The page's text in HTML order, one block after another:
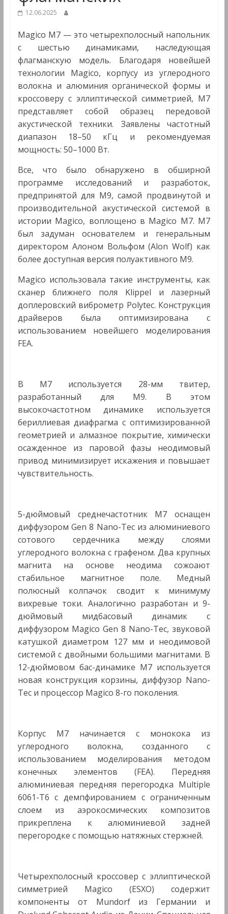
Мультимедиа
12.06.2025
Magico M7 — это четырехполосный напольник
с шестью динамиками, наследующая
флагманскую модель. Благодаря новейшей
технологии Magico, корпусу из углеродного
волокна и алюминия органической формы и
кроссоверу с эллиптической симметрией, M7
представляет собой образец передовой
акустической техники. Заявлены частотный
диапазон 18–50 кГц и рекомендуемая
мощность: 50–1000 Вт.
Все, что было обнаружено в обширной
программе исследований и разработок,
предпринятой для M9, самой продвинутой и
производительной акустической системой в
истории Magico, воплощено в Magico M7. M7
был задуман основателем и генеральным
директором Алоном Вольфом (Alon Wolf) как
более доступная версия полуактивного M9.
Magico использовала такие инструменты, как
сканер ближнего поля Klippel и лазерный
доплеровский виброметр Polytec. Конструкция
драйверов была оптимизирована с
использованием новейшего моделирования
FEA.
В M7 используется 28-мм твитер,
разработанный для M9. В этом
высокочастотном динамике используется
бериллиевая диафрагма с оптимизированной
геометрией и алмазное покрытие, химически
осажденное из паровой фазы неодимовый
привод минимизирует искажения и повышает
чувствительность.
5-дюймовый среднечастотник M7 оснащен
диффузором Gen 8 Nano-Tec из алюминиевого
сотового сердечника между слоями
углеродного волокна с графеном. Два крупных
магнита на основе неодима сожоают
стабильное магнитное поле. Медный
полюсный колпачок сводит к минимуму
вихревые токи. Аналогично разработан и 9-
дюймовый мидбасовый динамик с
диффузором Magico Gen 8 Nano-Tec, звуковой
катушкой диаметром 127 мм и неодимовой
системой с двойными большими магнитами. В
12-дюймовом бас-динамике M7 используется
новая конструкция корзины, диффузор Nano-
Tec и процессор Magico 8-го поколения.
Корпус M7 начинается с монокока из
углеродного волокна, созданного с
использованием моделирования методом
конечных элементов (FEA). Передняя
алюминиевая передняя перегородка Multiple
6061-T6 с демпфированием с ограниченным
слоем из аэрокосмических композитов
прикреплена к алюминиевой задней
перегородке с помощью натяжных стержней.
Четырехполосный кроссовер с эллиптической
симметрией Magico (ESXO) содержит
компоненты от Mundorf из Германии и